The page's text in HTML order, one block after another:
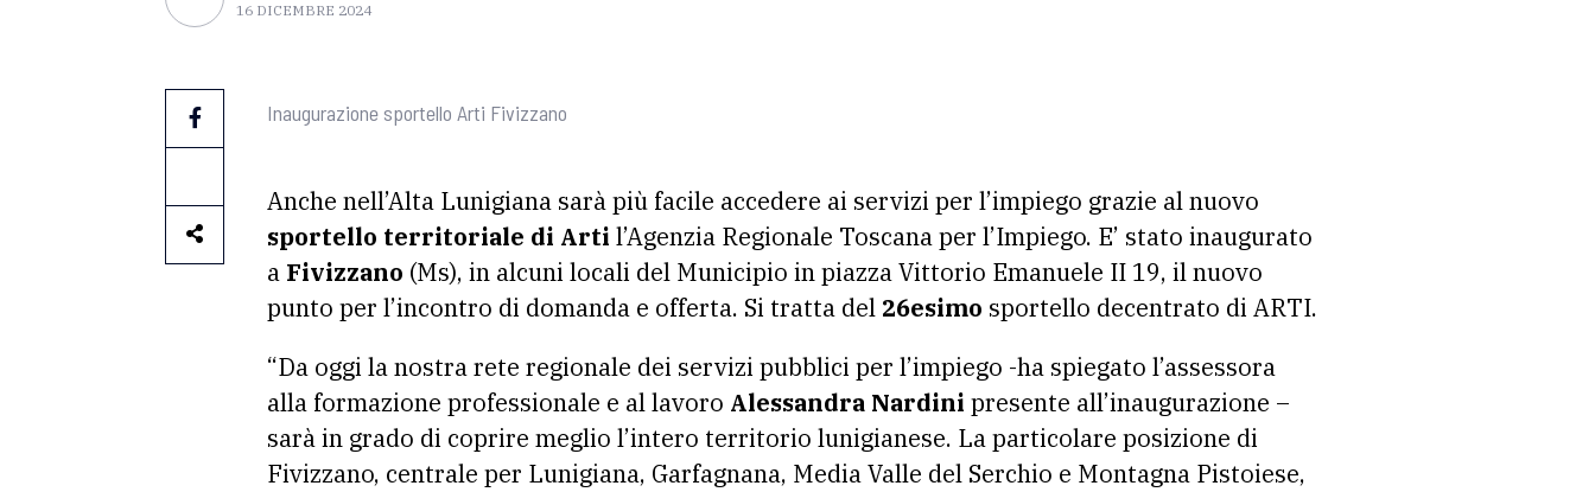
16 DICEMBRE 2024
Inaugurazione sportello Arti Fivizzano
Anche nell’Alta Lunigiana sarà più facile accedere ai servizi per l’impiego grazie al nuovo
sportello territoriale di Arti l’Agenzia Regionale Toscana per l’Impiego. E’ stato inaugurato
a Fivizzano (Ms), in alcuni locali del Municipio in piazza Vittorio Emanuele II 19, il nuovo
punto per l’incontro di domanda e offerta. Si tratta del 26esimo sportello decentrato di ARTI.
“Da oggi la nostra rete regionale dei servizi pubblici per l’impiego -ha spiegato l’assessora
alla formazione professionale e al lavoro Alessandra Nardini presente all’inaugurazione –
sarà in grado di coprire meglio l’intero territorio lunigianese. La particolare posizione di
Fivizzano, centrale per Lunigiana, Garfagnana, Media Valle del Serchio e Montagna Pistoiese,